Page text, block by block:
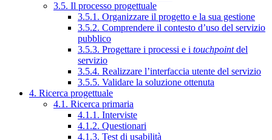
3.5. Il processo progettuale
3.5.1. Organizzare il progetto e la sua gestione
3.5.2. Comprendere il contesto d’uso del servizio
pubblico
3.5.3. Progettare i processi e i touchpointdel
servizio
3.5.4. Realizzare l’interfaccia utente del servizio
3.5.5. Validare la soluzione ottenuta
4. Ricerca progettuale
4.1. Ricerca primaria
4.1.1. Interviste
4.1.2. Questionari
4.1.3. Test di usabilità